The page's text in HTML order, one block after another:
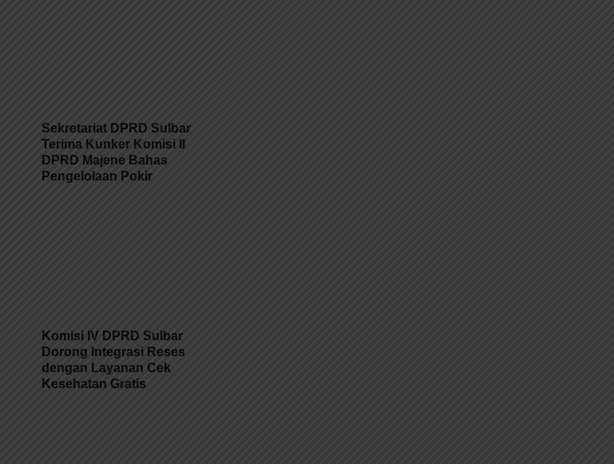
Sekretariat DPRD Sulbar
Terima Kunker Komisi II
DPRD Majene Bahas
Pengelolaan Pokir
Komisi IV DPRD Sulbar
Dorong Integrasi Reses
dengan Layanan Cek
Kesehatan Gratis